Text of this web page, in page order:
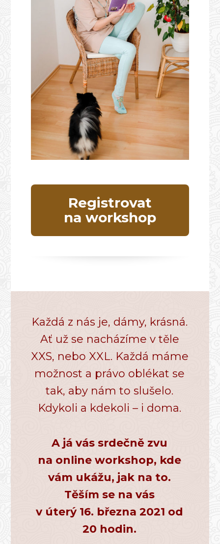
Registrovat
na workshop
Každá z nás je, dámy, krásná.
Ať už se nacházíme v těle
XXS, nebo XXL. Každá máme
možnost a právo oblékat se
tak, aby nám to slušelo.
Kdykoli a kdekoli – i doma.
A já vás srdečně zvu
na online workshop, kde
vám ukážu, jak na to.
Těším se na vás
v úterý 16. března 2021 od
20 hodin.